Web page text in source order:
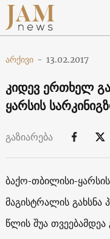
არქივი - 13.02.2017
კიდევ ერთხელ
ყარსის
გაზიარება
ბაქო-თბილისი-
მაგისტრალის
წლის შუა თვეებამდეა